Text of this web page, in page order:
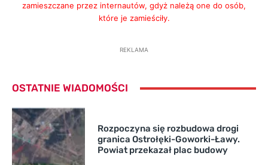
zamieszczane przez internautów, gdyż należą one do osób,
które je zamieściły.
REKLAMA
OSTATNIE WIADOMOŚCI
Rozpoczyna się rozbudowa drogi
granica Ostrołęki-Goworki-Ławy.
Powiat przekazał plac budowy